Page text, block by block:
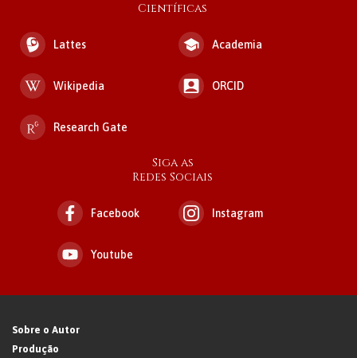
Científicas
Lattes Academia
Wikipedia ORCID
Research Gate
Siga as
Redes Sociais
Facebook Instagram
Youtube
Sobre o Autor
Produção